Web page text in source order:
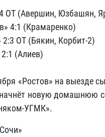
ОТ (Авершин, Юзбашян,
4:1 (Крамаренко)
2:3 ОТ (Бякин, Корбит-2)
(Алиев)
«Ростов» на выезде
новую домашнюю
УГМК».